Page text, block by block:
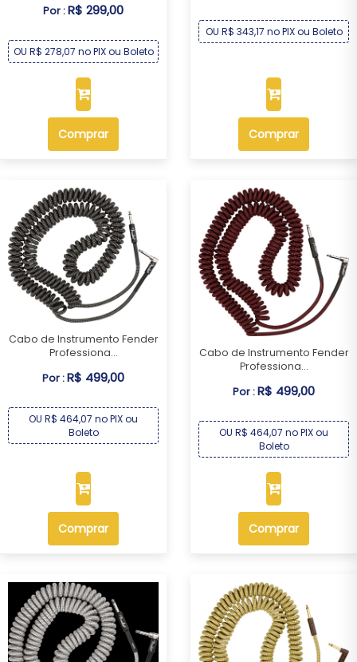
Por :R$ 299,00
OU R$ 278,07 no PIX ou Boleto
Comprar
OU R$ 343,17 no PIX ou Boleto
Comprar
Cabo de Instrumento Fender
Professiona...
Por :R$ 499,00
OU R$ 464,07 no PIX ou
Boleto
Comprar
Cabo de Instrumento Fender
Professiona...
Por :R$ 499,00
OU R$ 464,07 no PIX ou
Boleto
Comprar